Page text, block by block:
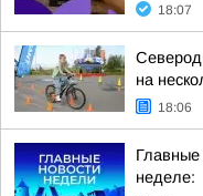
18:07
на
18:06
неделе: